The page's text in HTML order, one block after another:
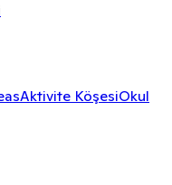
Aktivite KöşesiOkul